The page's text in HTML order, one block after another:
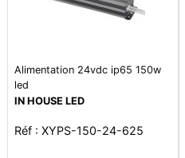
Alimentation 24vdc ip65 150w
led
IN HOUSE LED
Réf : XYPS-150-24-625